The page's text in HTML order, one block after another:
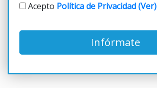
Acepto Política de Privacidad (Ver)
Infórmate